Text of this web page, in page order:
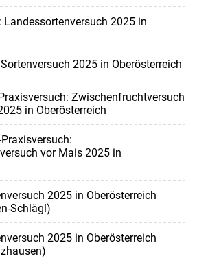
Landessortenversuch 2025 in
2025 in Oberösterreich
Zwischenfruchtversuch
in Oberösterreich
vor Mais 2025 in
2025 in Oberösterreich
Schlägl)
2025 in Oberösterreich